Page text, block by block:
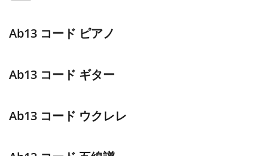
Ab13 コード ピアノ
Ab13 コード ギター
Ab13 コード ウクレレ